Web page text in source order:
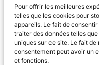
Pour offrir les meilleures
telles que les cookies pour
appareils. Le fait de
traiter des données telles
uniques sur ce site. Le fait
consentement peut avoir un
et fonctions.